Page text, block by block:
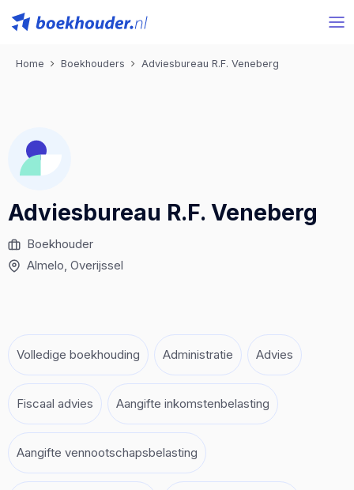
Home Boekhouders Adviesbureau R.F. Veneberg
Adviesbureau R.F. Veneberg
Boekhouder
Almelo, Overijssel
Volledige boekhouding Administratie Advies
Fiscaal advies Aangifte inkomstenbelasting
Aangifte vennootschapsbelasting